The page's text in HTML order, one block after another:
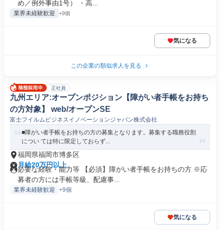
め／例外事由1号） ・高...
業界未経験歓迎 +9個
気になる
この企業の類似求人を見る
正社員
九州エリア:オープンポジション【障がい者手帳をお持ち
の方対象】 web/オープンSE
富士フイルムビジネスイノベーションジャパン株式会社
■障がい者手帳をお持ちの方の募集となります。募集する職務役割
につい ては特に限定しておらず...
福岡県福岡市博多区
月給20万円以上
必要な経験・能力等 【必須】障がい者手帳をお持ちの方 ※応
募者の方には手帳等級、配慮事...
業界未経験歓迎 +9個
気になる